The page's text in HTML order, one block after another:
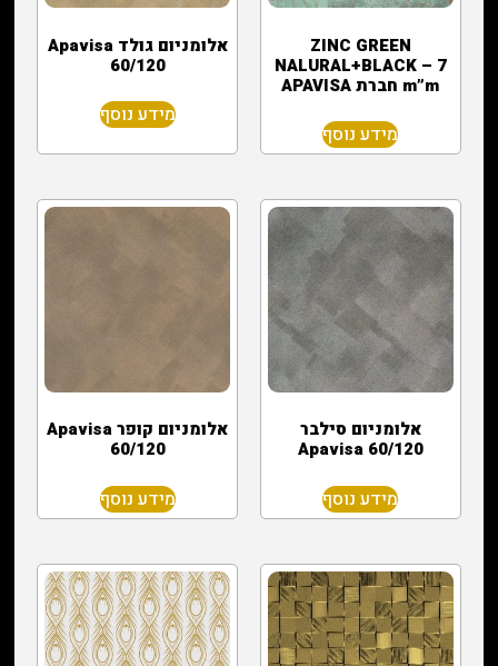
ZINC GREEN
NALURAL+BLACK – 7
m”m חברת APAVISA
מידע נוסף
אלומניום גולד Apavisa
60/120
מידע נוסף
אלומניום סילבר
Apavisa 60/120
מידע נוסף
אלומניום קופר Apavisa
60/120
מידע נוסף